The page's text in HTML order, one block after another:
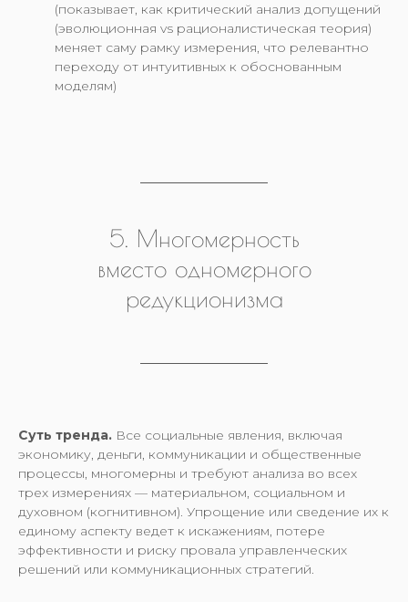
(показывает, как критический анализ допущений
(эволюционная vs рационалистическая теория)
меняет саму рамку измерения, что релевантно
переходу от интуитивных к обоснованным
моделям)
5. Многомерность
вместо одномерного
редукционизма
Суть тренда. Все социальные явления, включая
экономику, деньги, коммуникации и общественные
процессы, многомерны и требуют анализа во всех
трех измерениях — материальном, социальном и
духовном (когнитивном). Упрощение или сведение их к
единому аспекту ведет к искажениям, потере
эффективности и риску провала управленческих
решений или коммуникационных стратегий.